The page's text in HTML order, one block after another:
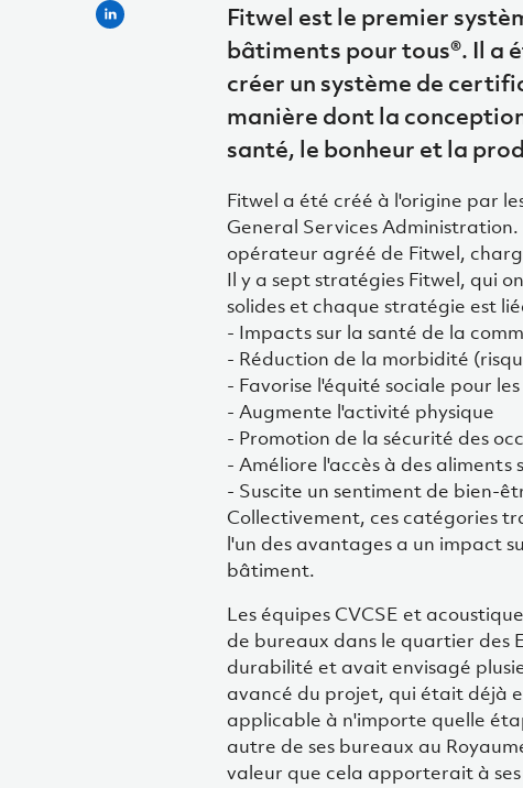
Fitwel est le premier
bâtiments pour tous®. Il a
créer un système de
manière dont la
santé, le bonheur et la
Fitwel a été créé à l'origine par
General Services
opérateur agréé de Fitwel,
Il y a sept stratégies Fitwel, qui
solides et chaque stratégie est
- Impacts sur la santé de la
- Réduction de la morbidité
- Favorise l'équité sociale pour
- Augmente l'activité physique
- Promotion de la sécurité des
- Améliore l'accès à des aliments
- Suscite un sentiment de bien-
Collectivement, ces catégories
l'un des avantages a un impact
bâtiment.
Les équipes CVCSE et
de bureaux dans le quartier des
durabilité et avait envisagé
avancé du projet, qui était déjà
applicable à n'importe quelle
autre de ses bureaux au
valeur que cela apporterait à